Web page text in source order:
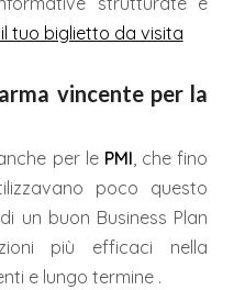
tuo biglietto da visita
vincente per la
per le PMI, che fino
poco questo
un buon Business Plan
più efficaci nella
e lungo termine .